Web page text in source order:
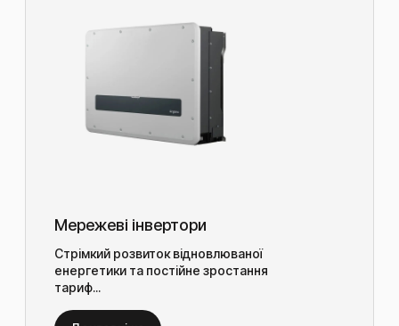
Мережеві інвертори
Стрімкий розвиток відновлюваної
енергетики та постійне зростання
тариф...